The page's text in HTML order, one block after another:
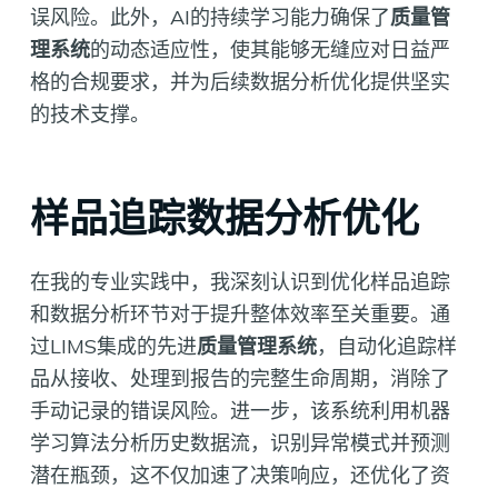
误风险。此外，AI的持续学习能力确保了质量管
理系统的动态适应性，使其能够无缝应对日益严
格的合规要求，并为后续数据分析优化提供坚实
的技术支撑。
样品追踪数据分析优化
在我的专业实践中，我深刻认识到优化样品追踪
和数据分析环节对于提升整体效率至关重要。通
过LIMS集成的先进质量管理系统，自动化追踪样
品从接收、处理到报告的完整生命周期，消除了
手动记录的错误风险。进一步，该系统利用机器
学习算法分析历史数据流，识别异常模式并预测
潜在瓶颈，这不仅加速了决策响应，还优化了资